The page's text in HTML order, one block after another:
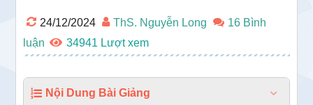
24/12/2024 ThS. Nguyễn Long
16 Bình
luận
34941
Nội Dung Bài Giảng